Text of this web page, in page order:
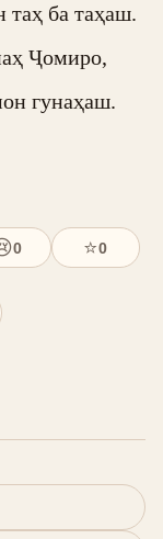
таҳ ба таҳаш.
Ҷомиро,
гунаҳаш.
0 ⭐0